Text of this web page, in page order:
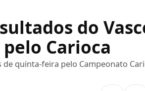
do
Carioca
quinta-feira pelo Campeonato